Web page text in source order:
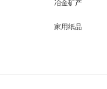
冶金矿产
家用纸品